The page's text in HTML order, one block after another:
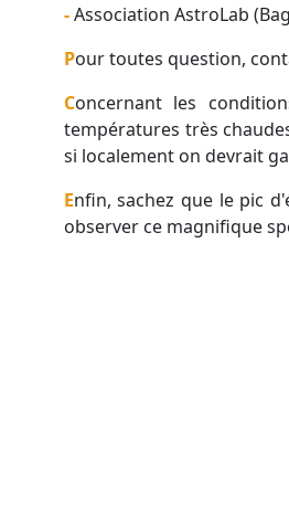
- Association AstroLab
Pour toutes question,
Concernant les conditions météo, elles devraient être très bonnes ce soir et samedi soir avec des
températures très
si localement on devrait
Enfin, sachez que le pic d'étoiles filantes est attendu les 12 et 13 Août. Vous aurez d'autres occasions pour
observer ce magnifique